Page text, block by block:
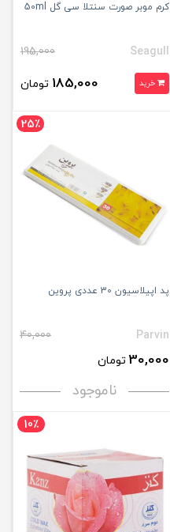
کرم موبر صورت سنتلا سی گل 50ml
Seagull
195,000
خرید 185,000 تومان
25٪
پد اپیلاسیون 30 عددی پروین
Parvin
40,000
30,000 تومان
ناموجود
10٪